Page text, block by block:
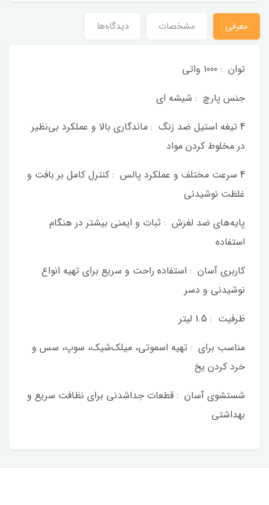
معرفی مشخصات دیدگاه‌ها
توان : 1000 واتی
جنس پارچ : شیشه ای
4 تیغه استیل ضد زنگ : ماندگاری بالا و عملکرد بی‌نظیر
در مخلوط کردن مواد
4 سرعت مختلف و عملکرد پالس : کنترل کامل بر بافت و
غلظت نوشیدنی
پایه‌های ضد لغزش : ثبات و ایمنی بیشتر در هنگام
استفاده
کاربری آسان : استفاده راحت و سریع برای تهیه انواع
نوشیدنی و دسر
ظرفیت : 1.5 لیتر
مناسب برای : تهیه اسموتی، میلک‌شیک، سوپ، سس و
خرد کردن یخ
شستشوی آسان : قطعات جداشدنی برای نظافت سریع و
بهداشتی